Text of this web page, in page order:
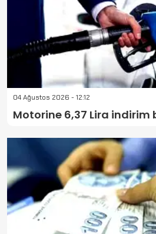
04 Ağustos 2026 - 12:12
Motorine 6,37 Lira indirim